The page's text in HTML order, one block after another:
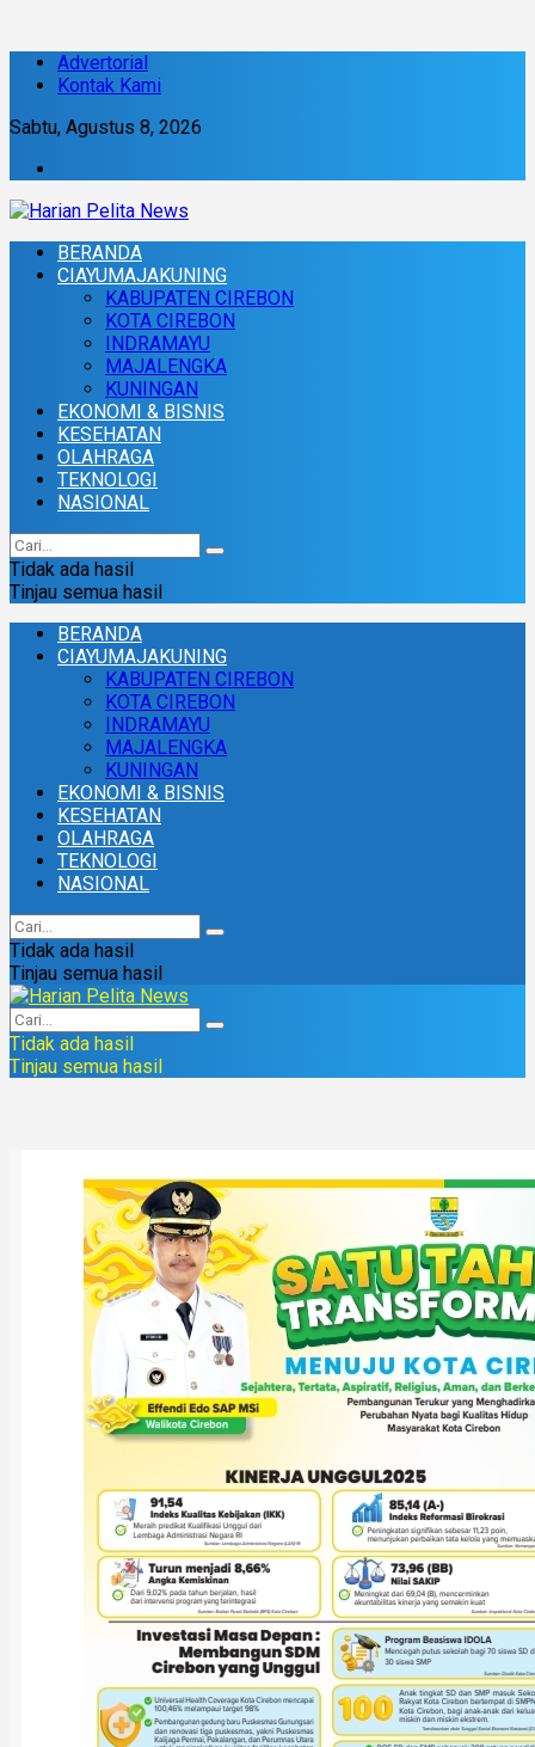
Advertorial
Kontak Kami
Sabtu, Agustus 8, 2026
BERANDA
CIAYUMAJAKUNING
KABUPATEN CIREBON
KOTA CIREBON
INDRAMAYU
MAJALENGKA
KUNINGAN
EKONOMI & BISNIS
KESEHATAN
OLAHRAGA
TEKNOLOGI
NASIONAL
Tidak ada hasil
Tinjau semua hasil
BERANDA
CIAYUMAJAKUNING
KABUPATEN CIREBON
KOTA CIREBON
INDRAMAYU
MAJALENGKA
KUNINGAN
EKONOMI & BISNIS
KESEHATAN
OLAHRAGA
TEKNOLOGI
NASIONAL
Tidak ada hasil
Tinjau semua hasil
Tidak ada hasil
Tinjau semua hasil